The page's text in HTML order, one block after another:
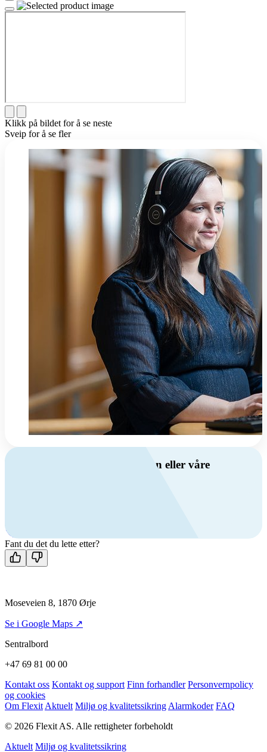
Klikk på bildet for å se neste
Sveip for å se fler
Har du spørsmål om ventilasjon eller våre
Kontakt oss
Fant du det du lette etter?
Moseveien 8, 1870 Ørje
Se i Google Maps ↗
Sentralbord
+47 69 81 00 00
Kontakt oss Kontakt og support Finn forhandler Personvernpolicy
og cookies
Om Flexit Aktuelt Miljø og kvalitetssikring Alarmkoder FAQ
© 2026 Flexit AS. Alle rettigheter forbeholdt
Aktuelt Miljø og kvalitetssikring